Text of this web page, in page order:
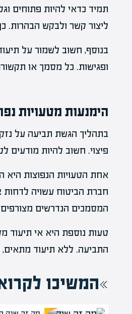
תמיד כדאי להיות פתוחים
ליצור קשר ולבקש הבהרות.
בנוסף, חשוב לשמור על
ופגישות. כל מסמך או
הימנעות מטעויות
בתהליך הגשת תביעה על
פיצוי. חשוב להיות מודעים
אחת הטעויות הנפוצות
חברת הביטוח עשויה
המסמכים הנדרשים
טעות נוספת היא אי תיעוד
התביעה. ללא תיעוד מתאים,
המשיכו